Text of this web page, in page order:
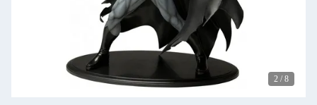
2 / 8